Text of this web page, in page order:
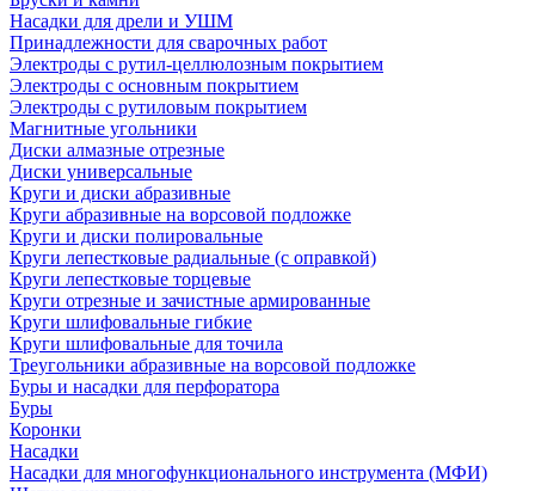
Насадки для дрели и УШМ
Принадлежности для сварочных работ
Электроды с рутил-целлюлозным покрытием
Электроды с основным покрытием
Электроды с рутиловым покрытием
Магнитные угольники
Диски алмазные отрезные
Диски универсальные
Круги и диски абразивные
Круги абразивные на ворсовой подложке
Круги и диски полировальные
Круги лепестковые радиальные (с оправкой)
Круги лепестковые торцевые
Круги отрезные и зачистные армированные
Круги шлифовальные гибкие
Круги шлифовальные для точила
Треугольники абразивные на ворсовой подложке
Буры и насадки для перфоратора
Буры
Коронки
Насадки
Насадки для многофункционального инструмента (МФИ)